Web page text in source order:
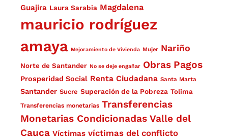
Guajira Laura Sarabia Magdalena
mauricio rodríguez
amaya Mejoramiento de Vivienda Mujer Nariño
Norte de Santander No se deje engañar Obras Pagos
Prosperidad Social Renta Ciudadana Santa Marta
Santander Sucre Superación de la Pobreza Tolima
Transferencias monetarias Transferencias
Monetarias Condicionadas Valle del
Cauca Víctimas víctimas del conflicto